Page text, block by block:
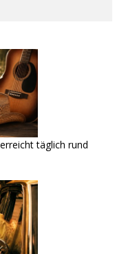
täglich rund